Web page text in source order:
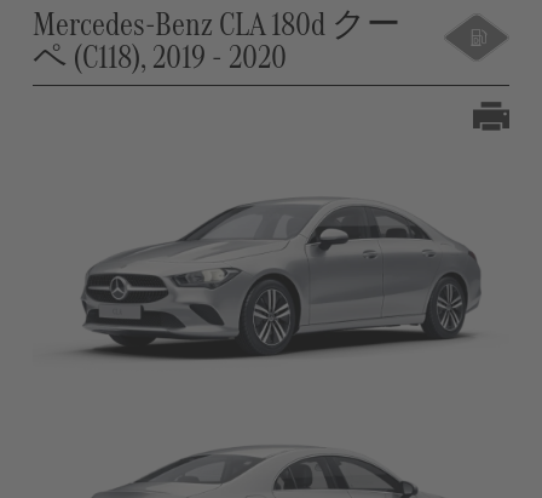
Mercedes-Benz CLA 180d クー
ペ (C118), 2019 - 2020